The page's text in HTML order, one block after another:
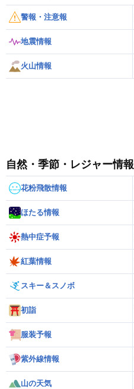
警報・注意報
地震情報
火山情報
自然・季節・レジャー情報
花粉飛散情報
ほたる情報
熱中症予報
紅葉情報
スキー＆スノボ
初詣
服装予報
紫外線情報
山の天気